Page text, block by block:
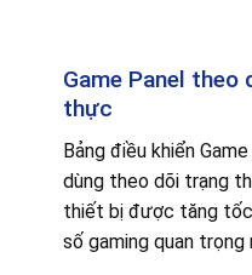
Game Panel theo
thực
Bảng điều khiển
dùng theo dõi trạng
thiết bị được tăng
số gaming quan trọng